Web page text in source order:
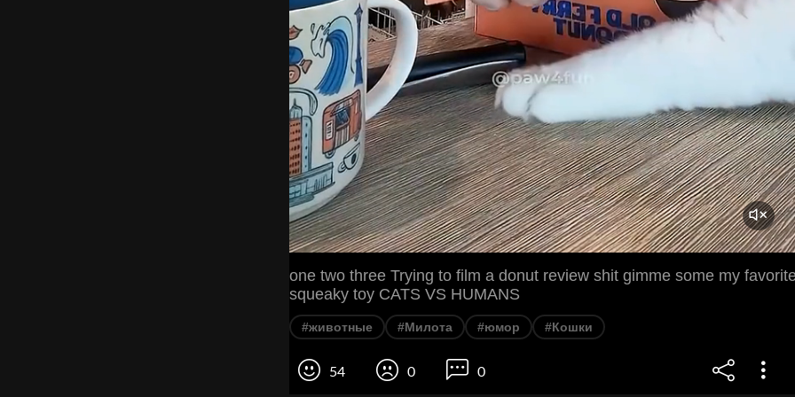
one two three Trying to film a donut review shit gimme some my
squeaky toy CATS VS HUMANS
#животные #Милота #юмор #Кошки
54 0 0